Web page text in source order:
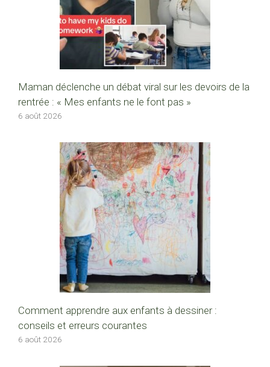
Maman déclenche un débat viral sur les devoirs de la
rentrée : « Mes enfants ne le font pas »
6 août 2026
Comment apprendre aux enfants à dessiner :
conseils et erreurs courantes
6 août 2026